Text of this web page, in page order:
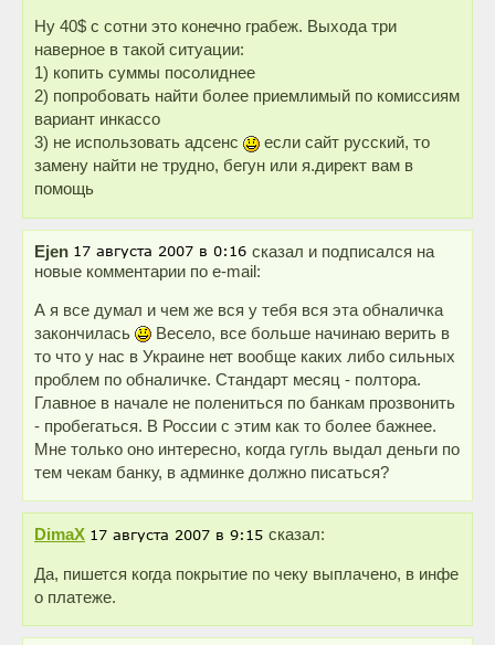
Ну 40$ с сотни это конечно грабеж. Выхода три
наверное в такой ситуации:
1) копить суммы посолиднее
2) попробовать найти более приемлимый по комиссиям
вариант инкассо
3) не использовать адсенс
если сайт русский, то
замену найти не трудно, бегун или я.директ вам в
помощь
Ejen
сказал и подписался на
новые комментарии по e-mail:
А я все думал и чем же вся у тебя вся эта обналичка
закончилась
Весело, все больше начинаю верить в
то что у нас в Украине нет вообще каких либо сильных
проблем по обналичке. Стандарт месяц - полтора.
Главное в начале не полениться по банкам прозвонить
- пробегаться. В России с этим как то более бажнее.
Мне только оно интересно, когда гугль выдал деньги по
тем чекам банку, в админке должно писаться?
DimaX сказал:
Да, пишется когда покрытие по чеку выплачено, в инфе
о платеже.